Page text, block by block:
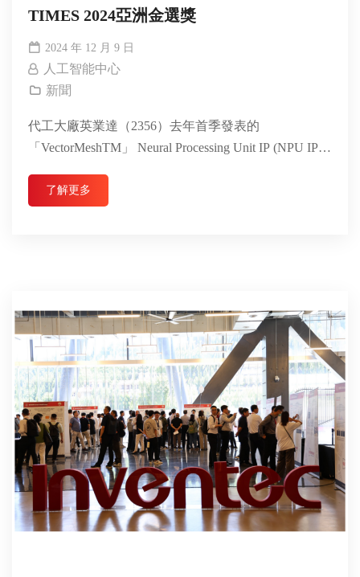
TIMES 2024亞洲金選獎
2024 年 12 月 9 日
人工智能中心
新聞
代工大廠英業達（2356）去年首季發表的
「VectorMeshTM」 Neural Processing Unit IP (NPU IP)
了解更多